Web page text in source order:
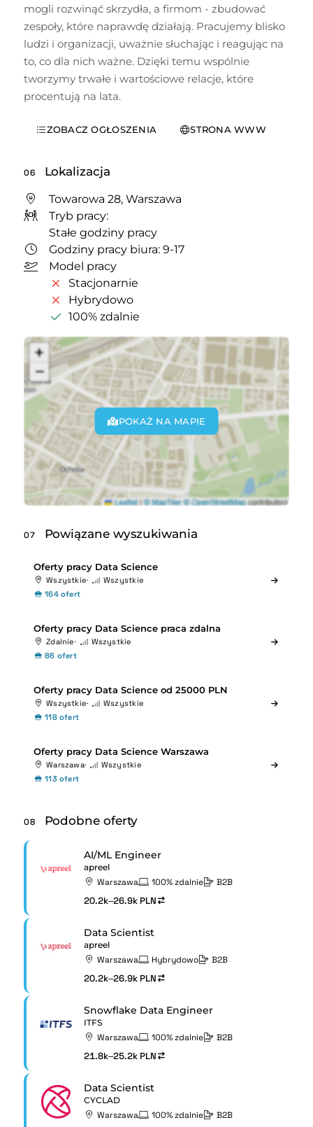
mogli rozwinąć skrzydła, a firmom - zbudować
zespoły, które naprawdę działają. Pracujemy blisko
ludzi i organizacji, uważnie słuchając i reagując na
to, co dla nich ważne. Dzięki temu wspólnie
tworzymy trwałe i wartościowe relacje, które
procentują na lata.
ZOBACZ OGŁOSZENIA STRONA WWW
06 Lokalizacja
Towarowa 28, Warszawa
Tryb pracy:
Stałe godziny pracy
Godziny pracy biura: 9-17
Model pracy
Stacjonarnie
Hybrydowo
100% zdalnie
POKAŻ NA MAPIE
07 Powiązane wyszukiwania
Oferty pracy Data Science
Wszystkie
Wszystkie
164 ofert
Oferty pracy Data Science praca zdalna
Zdalnie
Wszystkie
86 ofert
Oferty pracy Data Science od 25000 PLN
Wszystkie
Wszystkie
118 ofert
Oferty pracy Data Science Warszawa
Warszawa
Wszystkie
113 ofert
08 Podobne oferty
AI/ML Engineer
apreel
Warszawa 100% zdalnie B2B
20.2k–26.9k PLN
Data Scientist
apreel
Warszawa Hybrydowo B2B
20.2k–26.9k PLN
Snowflake Data Engineer
ITFS
Warszawa 100% zdalnie B2B
21.8k–25.2k PLN
Data Scientist
CYCLAD
Warszawa 100% zdalnie B2B